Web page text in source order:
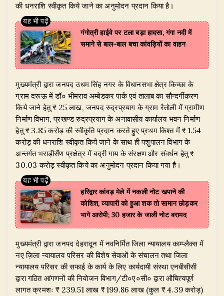
की धनराशि स्वीकृत किये जाने का अनुमोदन प्रदान किया है।
गंगोत्री हाईवे पर टला बड़ा हादसा, गंगा नदी में
समाने से बाल-बाल बचा कांवड़ियों का वाहन
​मुख्यमंत्री द्वारा जनपद उधम सिंह नगर के विधानसभा क्षेत्र किच्छा के
ग्राम दरूऊ में डॉ० भीमराव अम्बेडकर पार्क एवं तालाब का सौन्दर्गीकरण
किये जाने हेतु ₹ 25 लाख, जनपद रुद्रप्रयाग के ग्राम रैतोली में ग्रामीण
निर्माण विभाग, प्रखण्ड रुद्रप्रयाग के अनावासीय कार्यालय भवन निर्माण
हेतु ₹ 3.85 करोड़ की स्वीकृति प्रदान करते हुए प्रथम किश्त में ₹ 1.54
करोड़ की धनराशि स्वीकृत किये जाने के साथ ही पशुपालन विभाग के
अन्तर्गत भराड़ीसैंण प्रक्षेत्र में बद्री गाय के संरक्षण और संवर्धन हेतु ₹
30.03 करोड़ स्वीकृत किये का अनुमोदन प्रदान किया गया है।
हरिद्वार कांवड़ मेले में नकली नोट खपाने की
कोशिश, व्यापारी को हुआ शक तो सामान छोड़कर
भागे आरोपी; 30 हजार के जाली नोट बरामद
​मुख्यमंत्री द्वारा जनपद देहरादून में नवनिर्मित जिला न्यायालय काम्प्लैक्स में
नए ज़िला न्यायालय परिसर की विशेष सेवाओं के संचालन तथा जिला
न्यायालय परिसर की सफाई के कार्य के लिए कार्यदायी संस्था एनबीसीसी
द्वारा गठित आंगणनों की नियोजन विभाग/टी०ए०सी० द्वारा औचित्यपूर्ण
लागत क्रमशः ₹ 239.51 लाख ₹ 199.86 लाख (कुल ₹ 4.39 करोड़)